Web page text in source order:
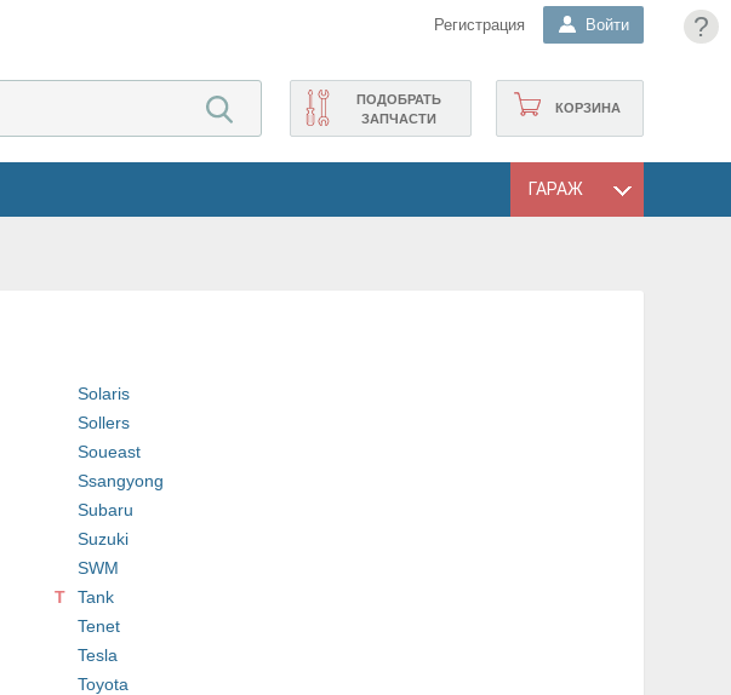
?
Регистрация Войти
КОРЗИНА
ПОДОБРАТЬ
ЗАПЧАСТИ
ГАРАЖ
Solaris
Sollers
Soueast
Ssangyong
Subaru
Suzuki
SWM
T
Tank
Tenet
Tesla
Toyota